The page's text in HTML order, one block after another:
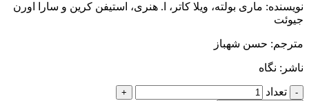
نویسنده: ماری بولته، ويلا كاتر، ا. هنری، استیفن کرین و سارا اورن
جیوئت
مترجم: حسن شهباز
ناشر: نگاه
تعداد